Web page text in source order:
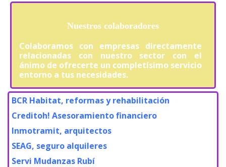
Nuestros colaboradores
Colaboramos con empresas directamente
relacionadas con nuestro sector con el
ánimo de ofrecerte un completísimo servicio
entorno a tus necesidades.
BCR Habitat, reformas y rehabilitación
Creditoh! Asesoramiento financiero
Inmotramit, arquitectos
SEAG, seguro alquileres
Servi Mudanzas Rubí